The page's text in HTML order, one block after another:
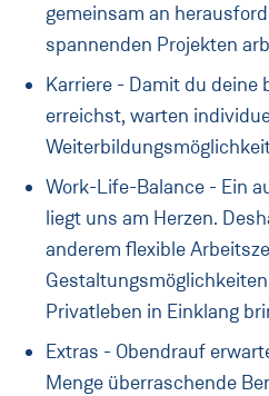
gemeinsam an
spannenden Projekten
Karriere - Damit du deine
erreichst, warten
Work-Life-Balance - Ein
liegt uns am Herzen.
anderem flexible
Privatleben in Einklang
Extras - Obendrauf
Menge überraschende